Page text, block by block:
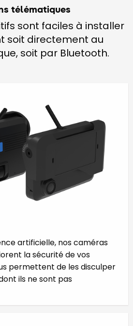
télématiques
sont faciles à installer
soit directement au
soit par Bluetooth.
artificielle, nos caméras
la sécurité de vos
permettent de les disculper
ils ne sont pas